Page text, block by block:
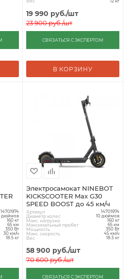
19 990 руб./шт
23 900руб./шт
СВЯЗАТЬСЯ С ЭКСПЕРТОМ
В КОРЗИНУ
14701974
дюймов
160 кг
65 км
350 Вт
30 км/ч
18.5 кг
Электросамокат NINEBOT
KICKSCOOTER Max G30
SPEED BOOST до 45 км/ч
Артикул 14701974
Диаметр колес 10 дюймов
Макс. нагрузка 160 кг
Максимальный пробег 65 км
Мощность 350 Вт
Макс. скорость 45 км/ч
Вес 18.5 кг
58 900 руб./шт
70 600руб./шт
СВЯЗАТЬСЯ С ЭКСПЕРТОМ